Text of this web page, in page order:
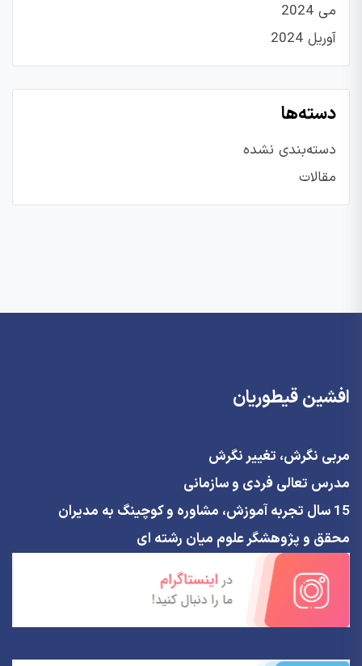
می 2024
آوریل 2024
دسته‌ها
دسته‌بندی نشده
مقالات
افشین قیطوریان
مربی نگرش، تغییر نگرش
مدرس تعالی فردی و سازمانی
15 سال تجربه آموزش، مشاوره و کوچینگ به مدیران
محقق و پژوهشگر علوم میان رشته ای